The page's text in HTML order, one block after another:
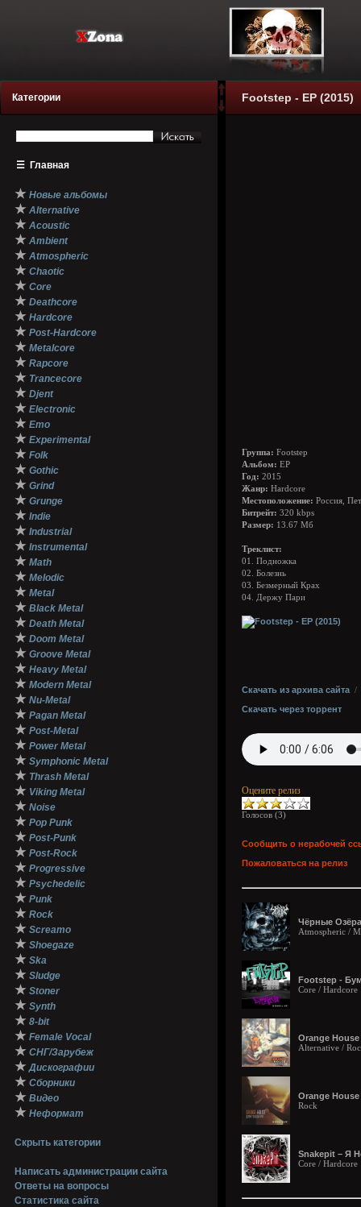
Категории
☰ Главная
★ Новые альбомы
★ Alternative
★ Acoustic
★ Ambient
★ Atmospheric
★ Chaotic
★ Core
★ Deathcore
★ Hardcore
★ Post-Hardcore
★ Metalcore
★ Rapcore
★ Trancecore
★ Djent
★ Electronic
★ Emo
★ Experimental
★ Folk
★ Gothic
★ Grind
★ Grunge
★ Indie
★ Industrial
★ Instrumental
★ Math
★ Melodic
★ Metal
★ Black Metal
★ Death Metal
★ Doom Metal
★ Groove Metal
★ Heavy Metal
★ Modern Metal
★ Nu-Metal
★ Pagan Metal
★ Post-Metal
★ Power Metal
★ Symphonic Metal
★ Thrash Metal
★ Viking Metal
★ Noise
★ Pop Punk
★ Post-Punk
★ Post-Rock
★ Progressive
★ Psychedelic
★ Punk
★ Rock
★ Screamo
★ Shoegaze
★ Ska
★ Sludge
★ Stoner
★ Synth
★ 8-bit
★ Female Vocal
★ СНГ/Зарубеж
★ Дискографии
★ Сборники
★ Видео
★ Неформат
Скрыть категории
Написать администрации сайта
Ответы на вопросы
Статистика сайта
Footstep - EP (2015)
Группа: Footstep
Альбом: EP
Год: 2015
Жанр: Hardcore
Местоположение: Россия,
Битрейт: 320 kbps
Размер: 13.67 Мб
Треклист:
01. Подножка
02. Болезнь
03. Безмерный Крах
04. Держу Пари
Скачать из архива сайта /
Скачать через торрент
Оцените релиз
Голосов (3)
Сообщить о нерабочей
Пожаловаться на релиз
Чёрные
Atmospheric /
Footstep -
Core / Hardcore
Orange
Alternative /
Orange House
Rock
Snakepit – Я
Core / Hardcore